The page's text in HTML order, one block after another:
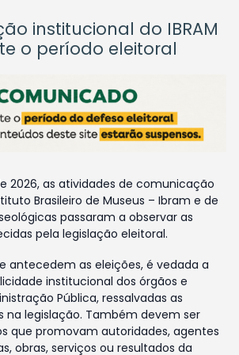
institucional do IBRAM
o período eleitoral
2026, as atividades de comunicação
Brasileiro de Museus – Ibram e de
passaram a observar as
pela legislação eleitoral.
antecedem as eleições, é vedada a
institucional dos órgãos e
Pública, ressalvadas as
na legislação. Também devem ser
que promovam autoridades, agentes
obras, serviços ou resultados da